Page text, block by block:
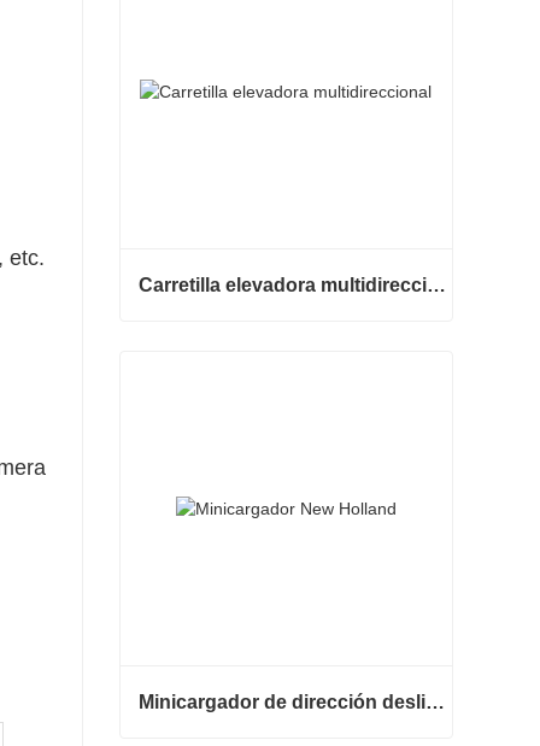
etc.
Carretilla elevadora multidireccional de carrocería ancha de 3,5 a 5 toneladas
Minicargador de dirección deslizante barato